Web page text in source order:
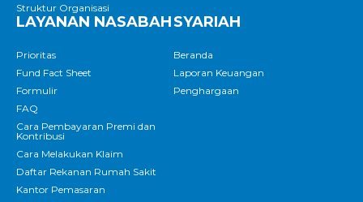
Struktur Organisasi
LAYANAN NASABAH
Prioritas
Fund Fact Sheet
Formulir
FAQ
Cara Pembayaran Premi dan
Kontribusi
Cara Melakukan Klaim
Daftar Rekanan Rumah Sakit
Kantor Pemasaran
SYARIAH
Beranda
Laporan Keuangan
Penghargaan